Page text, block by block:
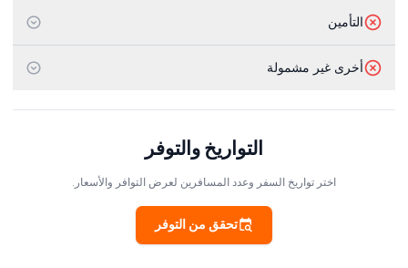
التأمين
أخرى غير مشمولة
التواريخ والتوفر
اختر تواريخ السفر وعدد المسافرين لعرض التوافر والأسعار.
تحقق من التوفر